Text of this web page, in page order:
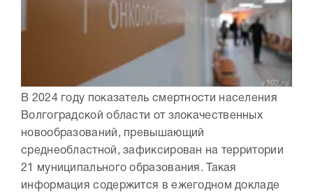
В 2024 году показатель смертности населения
Волгоградской области от злокачественных
новообразований, превышающий
среднеобластной, зафиксирован на территории
21 муниципального образования. Такая
информация содержится в ежегодном докладе